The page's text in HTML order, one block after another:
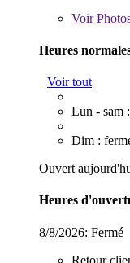
Voir
Heures
Voir tout
Lun - sam
Dim :
Ouvert
Heures
8/8/2026: Fermé
Retour